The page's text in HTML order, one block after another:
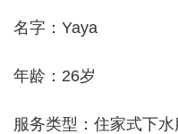
名字：Yaya
年龄：26岁
服务类型：住家式下水